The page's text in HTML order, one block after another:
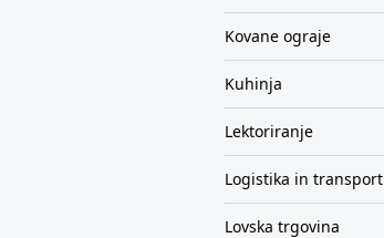
Kovane ograje
Kuhinja
Lektoriranje
Logistika in transport
Lovska trgovina